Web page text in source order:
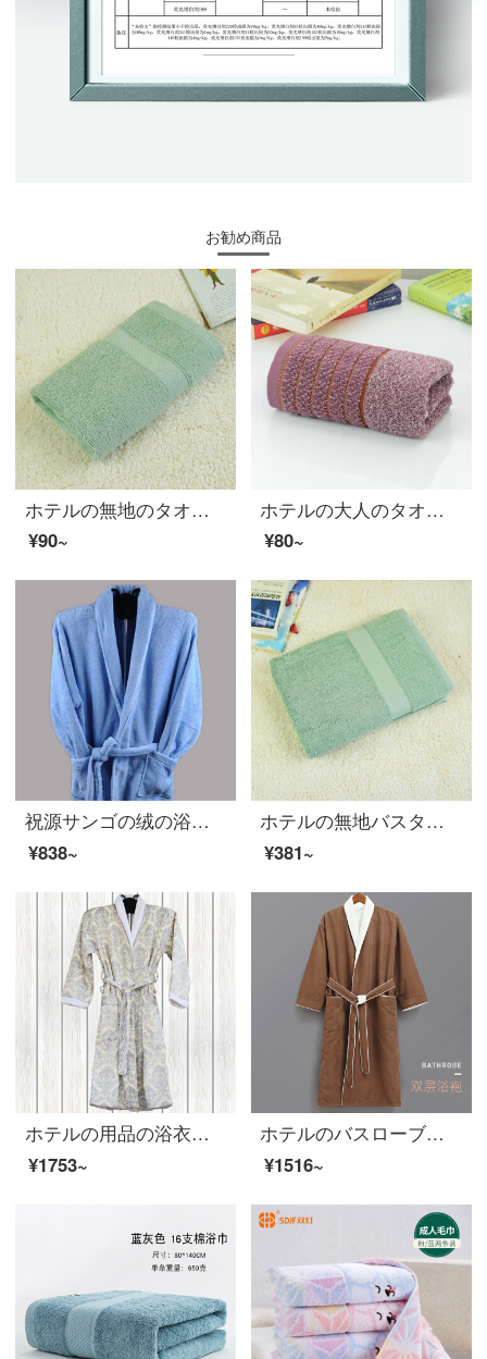
お勧め商品
ホテルの無地のタオル全綿は柔らかくて厚いです。顔を拭いてください。
¥90~
ホテルの大人のタオルを厚くして、綿のバスタオルを入れます。家庭用男女の柔らかい、強い吸水性のあるパープル。
¥80~
祝源サンゴの绒の浴衣の浴衣のガウンの浴のスカートの柔軟な秋冬保温HYY-001青い色
¥838~
ホテルの無地バスタオル全綿は柔らかくて厚いです。
¥381~
ホテルの用品の浴衣の浴衣の長衣の浴スカートの柔軟なタオルの布の全綿のトーテム模様HYY-09灰色のトーテムの平均サイズ
¥1753~
ホテルのバスローブの二重タオル地パジャマの浴衣ファッションカップルの吸水力が長めの大人用ルームウェアの寝衣カレー色M（服の長さは110 cmで、体重は70 kg以下）
¥1516~